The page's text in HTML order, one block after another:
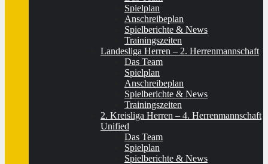
Spielplan
Anschreibeplan
Spielberichte & News
Trainingszeiten
Landesliga Herren – 2. Herrenmannschaft
Das Team
Spielplan
Anschreibeplan
Spielberichte & News
Trainingszeiten
2. Kreisliga Herren – 4. Herrenmannschaft
Unified
Das Team
Spielplan
Spielberichte & News